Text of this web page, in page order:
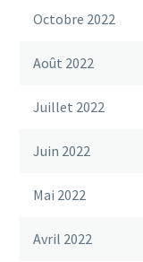
Octobre 2022
Août 2022
Juillet 2022
Juin 2022
Mai 2022
Avril 2022